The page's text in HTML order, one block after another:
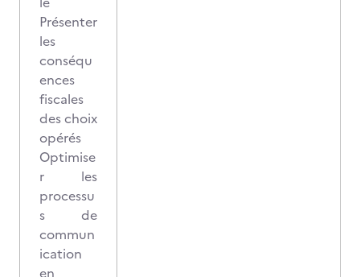
Présenter
les
conséqu
ences
fiscales
des choix
opérés
Optimise
r les
processu
s de
commun
ication
en